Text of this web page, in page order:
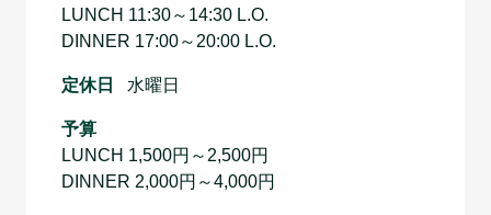
LUNCH 11:30～14:30 L.O.
DINNER 17:00～20:00 L.O.
定休日 水曜日
予算
LUNCH 1,500円～2,500円
DINNER 2,000円～4,000円